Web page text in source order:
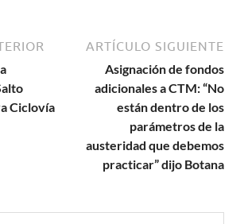
Ciclovía
ARTÍCULO SIGUIENTE
Asignación de fondos
adicionales a CTM: “No
están dentro de los
parámetros de la
austeridad que debemos
practicar” dijo Botana